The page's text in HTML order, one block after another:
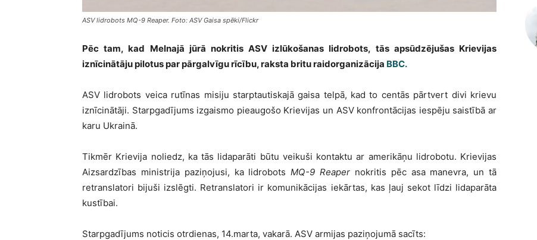
ASV lidrobots MQ-9 Reaper. Foto: ASV Gaisa spēki/Flickr
Pēc tam, kad Melnajā jūrā nokritis ASV izlūkošanas lidrobots, tās apsūdzējušas Krievijas
iznīcinātāju pilotus par pārgalvīgu rīcību, raksta britu raidorganizācija BBC.
ASV lidrobots veica rutīnas misiju starptautiskajā gaisa telpā, kad to centās pārtvert divi krievu
iznīcinātāji. Starpgadījums izgaismo pieaugošo Krievijas un ASV konfrontācijas iespēju saistībā ar
karu Ukrainā.
Tikmēr Krievija noliedz, ka tās lidaparāti būtu veikuši kontaktu ar amerikāņu lidrobotu. Krievijas
Aizsardzības ministrija paziņojusi, ka lidrobotsMQ-9 Reaper nokritis pēc asa manevra, un tā
retranslatori bijuši izslēgti. Retranslatori ir komunikācijas iekārtas, kas ļauj sekot līdzi lidaparāta
kustībai.
Starpgadījums noticis otrdienas, 14.marta, vakarā. ASV armijas paziņojumā sacīts: